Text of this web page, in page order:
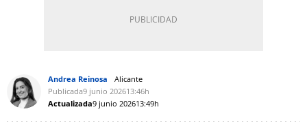
Andrea Reinosa
Alicante
Publicada9 junio 202613:46h
Actualizada9 junio 202613:49h